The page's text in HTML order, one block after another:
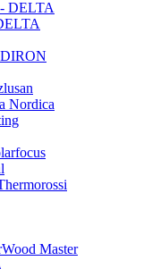
IRON
Nordica
Wood Master